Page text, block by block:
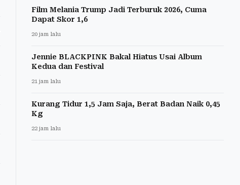
Film Melania Trump Jadi Terburuk 2026, Cuma
Dapat Skor 1,6
20 jam lalu
Jennie BLACKPINK Bakal Hiatus Usai Album
Kedua dan Festival
21 jam lalu
Kurang Tidur 1,5 Jam Saja, Berat Badan Naik 0,45
Kg
22 jam lalu